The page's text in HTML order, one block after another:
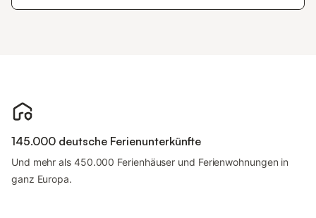
145.000 deutsche Ferienunterkünfte
Und mehr als 450.000 Ferienhäuser und Ferienwohnungen in
ganz Europa.